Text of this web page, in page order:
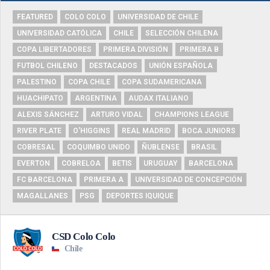
FEATURED COLO COLO
UNIVERSIDAD DE CHILE
UNIVERSIDAD CATÓLICA
CHILE
SELECCIÓN CHILENA
COPA LIBERTADORES
PRIMERA DIVISIÓN
PRIMERA B
FUTBOL CHILENO
DESTACADOS
UNIÓN ESPAÑOLA
PALESTINO
COPA CHILE
COPA SUDAMERICANA
HUACHIPATO
ARGENTINA
AUDAX ITALIANO
ALEXIS SÁNCHEZ
ARTURO VIDAL
CHAMPIONS LEAGUE
RIVER PLATE
O'HIGGINS REAL MADRID
BOCA JUNIORS
COBRESAL
COQUIMBO UNIDO ÑUBLENSE
BRASIL
EVERTON
COBRELOA BETIS URUGUAY
BARCELONA
FC BARCELONA
PRIMERA A
UNIVERSIDAD DE CONCEPCIÓN
MAGALLANES
PSG DEPORTES IQUIQUE